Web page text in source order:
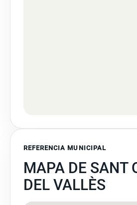
REFERENCIA MUNICIPAL
MAPA DE SANT
DEL VALLÈS